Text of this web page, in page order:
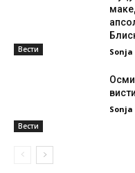
Вести Sonja
Вести
Осми
Sonja